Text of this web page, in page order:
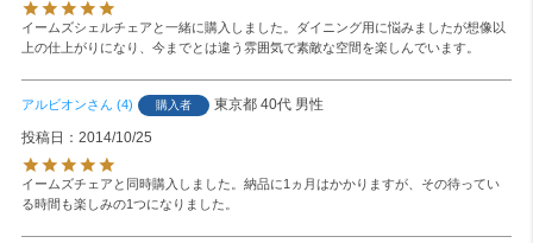
イームズシェルチェアと一緒に購入しました。ダイニング用に悩みましたが想像以
上の仕上がりになり、今までとは違う雰囲気で素敵な空間を楽しんでいます。
アルビオン 4 購入者 東京都 40代 男性
投稿日
2014/10/25
イームズチェアと同時購入しました。納品に1ヵ月はかかりますが、その待ってい
る時間も楽しみの1つになりました。